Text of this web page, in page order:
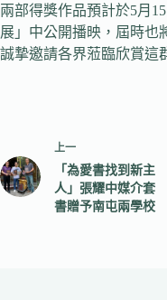
兩部得獎作品預計於5月
展」中公開播映，屆時也
誠摯邀請各界蒞臨欣賞這
上一
「為愛書找到新主
人」張耀中媒介套
書贈予南屯兩學校